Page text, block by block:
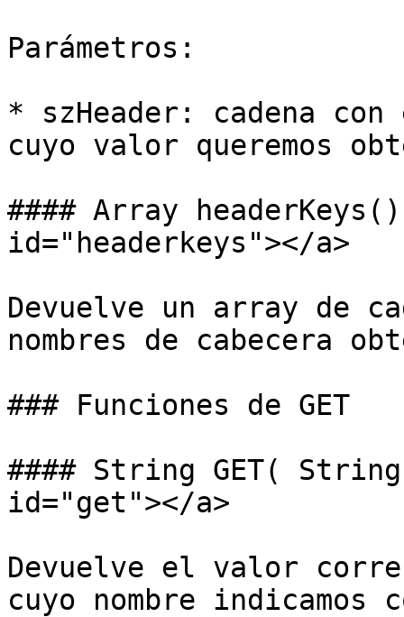
Parámetros:
* szHeader: cadena
cuyo valor queremos
#### Array
id="headerkeys"></a>
Devuelve un array de
nombres de cabecera
### Funciones de GET
#### String GET(
id="get"></a>
Devuelve el valor
cuyo nombre indicamos